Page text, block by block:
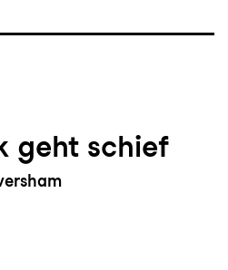
geht schief